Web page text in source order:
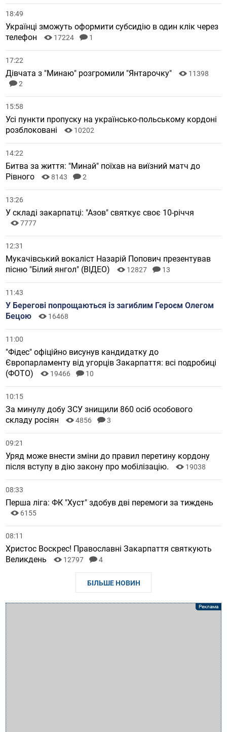
18:49
Українці зможуть оформити субсидію в один клік через
телефон
17224 1
17:22
Дівчата з "Минаю" розгромили "Янтарочку"
11398
2
15:58
Усі пункти пропуску на українсько-польському кордоні
розблоковані
10202
14:22
Битва за життя: "Минай" поїхав на виїзний матч до
Рівного
8143 2
13:26
У складі закарпатці: "Азов" святкує своє 10-річчя
7777
12:31
Мукачівський вокаліст Назарій Попович презентував
пісню "Білий янгол" (ВІДЕО)
12827 13
11:43
У Берегові попрощаються із загиблим Героєм Олегом
Бецою
16468
11:00
"Фідес" офіційно висунув кандидатку до
Європарламенту від угорців Закарпаття: всі подробиці
(ФОТО)
19466 10
10:15
За минулу добу ЗСУ знищили 860 осіб особового
складу росіян
4856 3
09:21
Уряд може внести зміни до правил перетину кордону
після вступу в дію закону про мобілізацію.
19038
08:33
Перша ліга: ФК "Хуст" здобув дві перемоги за тиждень
6155
08:11
Христос Воскрес! Православні Закарпаття святкують
Великдень
12797 4
БІЛЬШЕ НОВИН